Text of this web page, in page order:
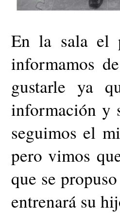
En la sala el
informamos
gustarle ya
información y
seguimos el
pero vimos
que se
entrenará su